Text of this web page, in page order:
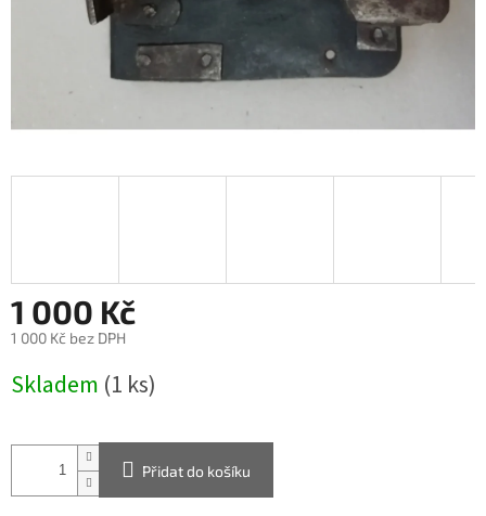
1 000 Kč
1 000 Kč bez DPH
cena:
Skladem (1 ks)
Přidat do košíku